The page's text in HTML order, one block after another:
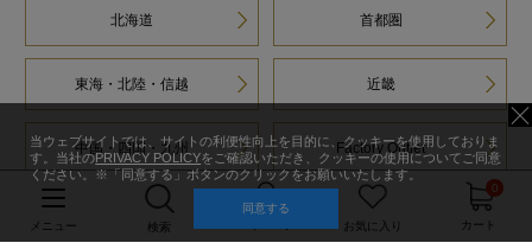
北海道 首都圏
東海・北陸・信越 近畿
中国・四国・九州 Factory Outlet
メニュー 検索 お気に入り
0
カート
当ウェブサイトでは、サイトの利便性向上を目的に、クッキーを使用しておりま
す。当社のPRIVACY POLICYをご確認いただき、クッキーの使用についてご同意
ください。※「同意する」ボタンのクリックをお願いいたします。
同意する